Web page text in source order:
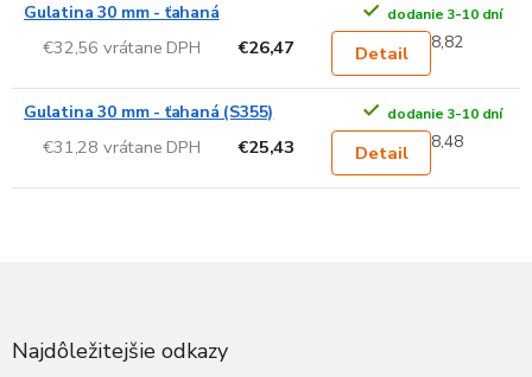
Gulatina 30 mm - ťahaná dodanie 3-10 dní
€32,56 vrátane DPH €26,47 Detail 8,82
Gulatina 30 mm - ťahaná (S355) dodanie 3-10 dní
€31,28 vrátane DPH €25,43 Detail 8,48
Najdôležitejšie odkazy